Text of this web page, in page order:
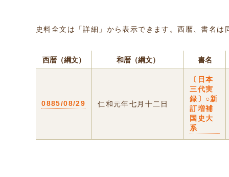
史料全文は「詳細」から表示できます。西暦、書名
西暦（綱文） 和暦（綱文） 書名
0885/08/29 仁和元年七月十二日
〔日本
三代実
録〕○新
訂増補
国史大
系